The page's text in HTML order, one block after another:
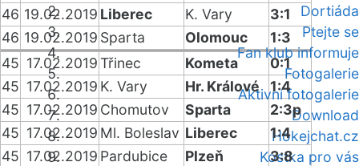
Dortiáda
Ptejte se
Fan klub informuje
Fotogalerie
Aktivní fotogalerie
Download
Hokejchat.cz
Kostka pro vás
46 19.02.2019 Liberec K. Vary
3:1
46 19.02.2019 Sparta Olomouc
1:3
45 17.02.2019Třinec Kometa
0:1
45 17.02.2019 K. Vary Hr. Králové
1:4
45 17.02.2019 Chomutov Sparta
2:3p
45 17.02.2019 Ml. Boleslav Liberec
1:4
45 17.02.2019 Pardubice Plzeň
3:8